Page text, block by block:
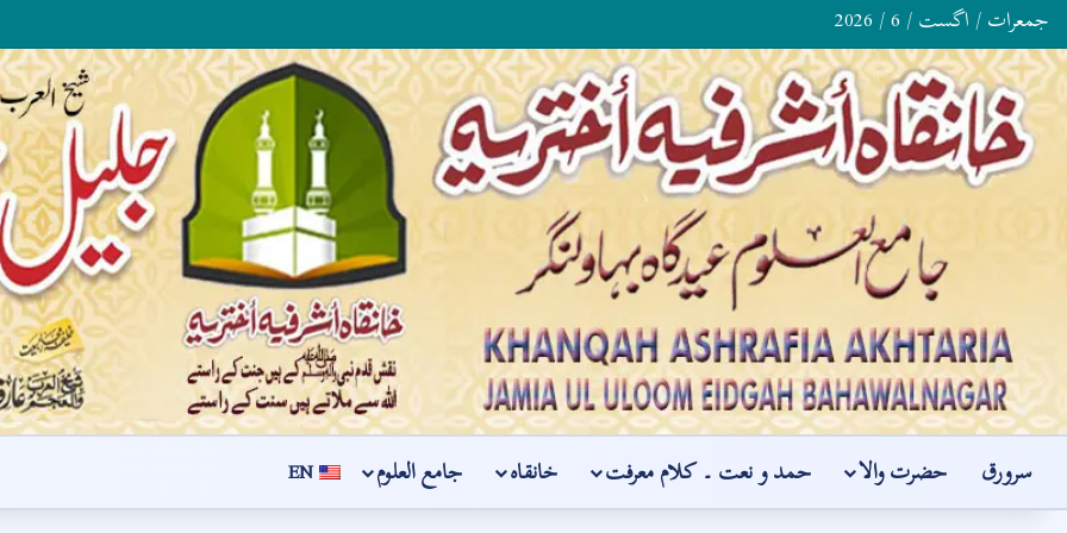
جمعرات / اگست / 6 / 2026
سرورق حضرت والا حمد و نعت ۔ کلام معرفت خانقاہ جامع العلوم EN